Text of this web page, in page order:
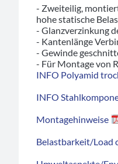
- Zweiteilig,
hohe statische
- Glanzverzinkung
- Kantenlänge
- Gewinde
- Für Montage von
INFO Polyamid
INFO
Montagehinweise
Belastbarkeit/Load